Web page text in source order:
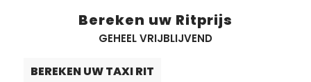
Bereken uw Ritprijs
GEHEEL VRIJBLIJVEND
BEREKEN UW TAXI RIT